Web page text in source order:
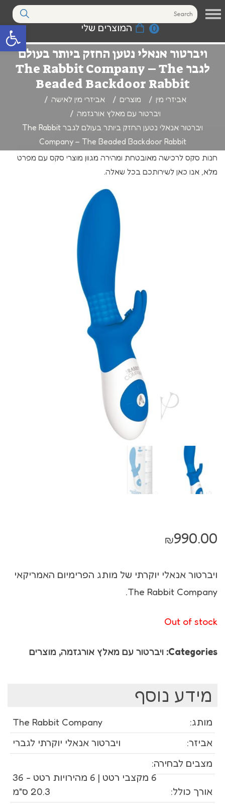
פתח סרגל 0 המוצרים שלי
ויברטור אנאלי נטען החזק ביותר בעולם
לגבר The Rabbit Company – The
Beaded Backdoor Rabbit
אביזרי מין מוצרים
אביזרי מין לאישה
ויברטור עם מאלץ אורגזמה
ויברטור אנאלי נטען החזק ביותר בעולם לגבר The Rabbit
Company – The Beaded Backdoor Rabbit
חנות סקס לרכישה מאובטחת ומהירה מגוון מוצרי סקס עם מפרט
מלא, אנו כאן לשירותכם בכל שאלה.
₪990.00
ויברטור אנאלי יוקרתי של מותג הפרימיום האמריקאי
The Rabbit Company.
Out of stock
Categories: ויברטור עם מאלץ אורגזמה, מוצרים
מידע נוסף
מותג:
The Rabbit Company
אביזר:
ויברטור אנאלי יוקרתי לגברי
מצבים לבחירה:
6 מקצבי רטט | 6 מהירויות רטט - 36
אורך כולל:
20.3 ס"מ